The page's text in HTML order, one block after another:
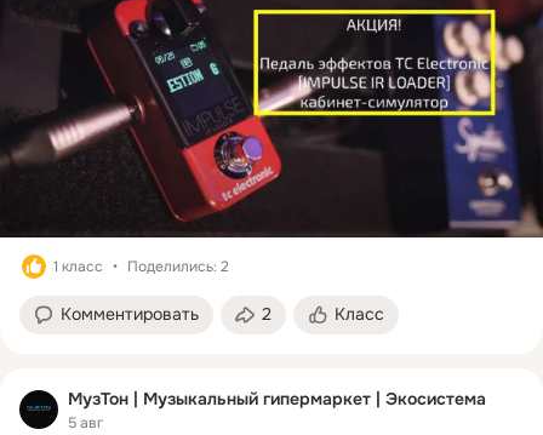
1 класс Поделились: 2
Комментировать 2 Класс
МузТон | Музыкальный гипермаркет | Экосистема
5 авг